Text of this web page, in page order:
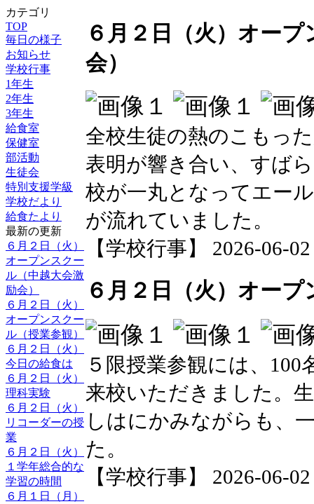
カテゴリ
TOP
毎日の様子
お知らせ
学校行事
1年生
2年生
3年生
給食室
保健室
部活動
生徒会
特別支援学級
学校だより
給食たより
最新の更新
６月２日（火）
オープンスクー
ル（中越大会激
励会）
６月２日（火）
オープンスクー
ル（授業参観）
６月２日（火）
今日の給食は
６月２日（火）
理科実験
６月２日（火）
リコーダーの授
業
６月２日（火）
１学年総合的な
学習の時間
６月１日（月）
６月２日（火）オー
会）
全校生徒の熱のこもっ
表明が響き合い、すば
校が一丸となってエー
が流れていました。
【学校行事】 2026-06-
６月２日（火）オー
５限授業参観には、
来校いただきました。
しはにかみながらも、
た。
【学校行事】 2026-06-